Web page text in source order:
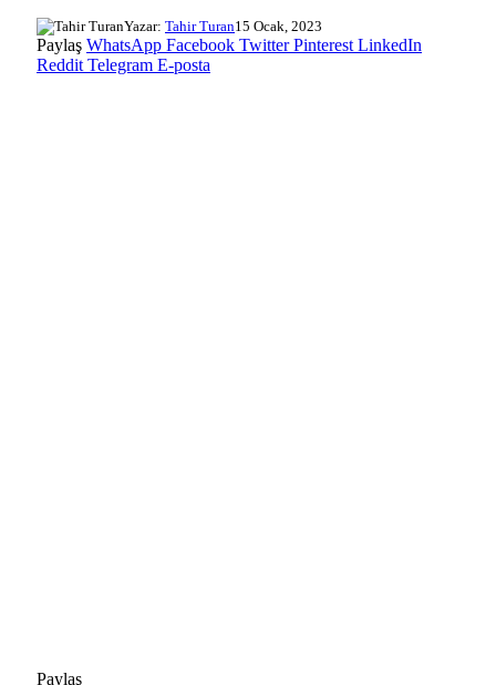
Yazar: Tahir Turan15 Ocak, 2023
Paylaş WhatsApp Facebook Twitter Pinterest LinkedIn
Reddit Telegram E-posta
Paylaş